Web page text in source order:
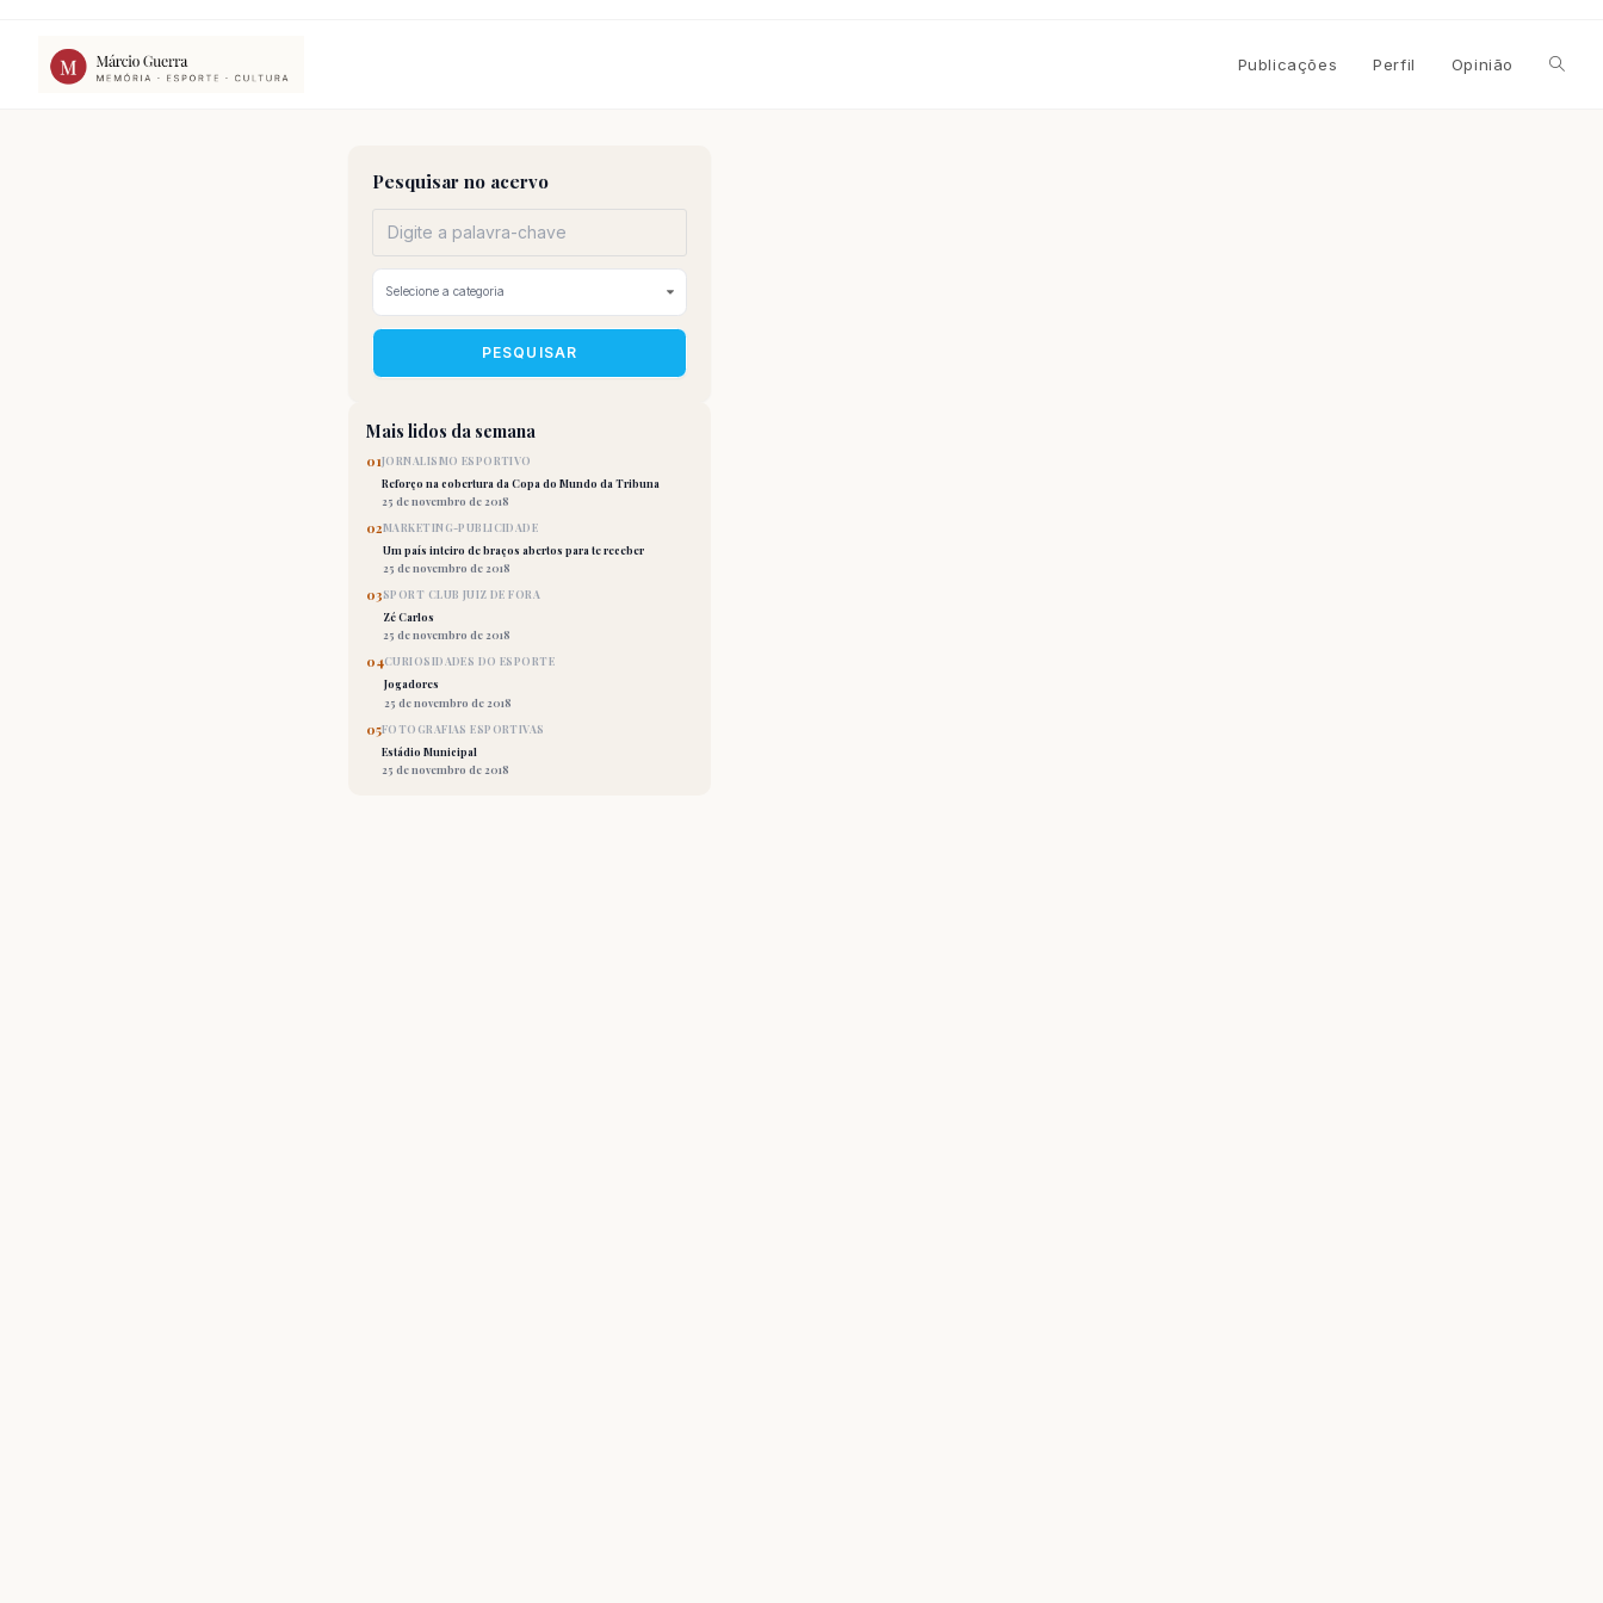
conteúdo
Publicações Perfil Opinião
Pesquisar no acervo
PESQUISAR
Mais lidos da semana
01JORNALISMO ESPORTIVO
Reforço na cobertura da Copa do Mundo da Tribuna
25 de novembro de 2018
02MARKETING-PUBLICIDADE
Um país inteiro de braços abertos para te receber
25 de novembro de 2018
03SPORT CLUB JUIZ DE FORA
Zé Carlos
25 de novembro de 2018
04CURIOSIDADES DO ESPORTE
Jogadores
25 de novembro de 2018
05FOTOGRAFIAS ESPORTIVAS
Estádio Municipal
25 de novembro de 2018